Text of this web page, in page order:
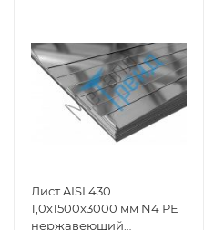
Лист AISI 430
1,0x1500x3000 мм N4 РЕ
нержавеющий